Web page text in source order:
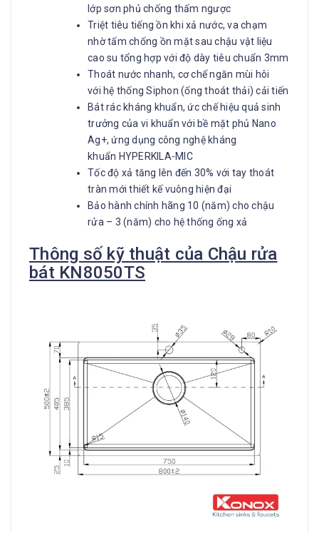
lớp sơn phủ chống thấm ngược
Triệt tiêu tiếng ồn khi xả nước, va chạm
nhờ tấm chống ồn mặt sau chậu vật liệu
cao su tổng hợp với độ dày tiêu chuẩn 3mm
Thoát nước nhanh, cơ chế ngăn mùi hôi
với hệ thống Siphon (ống thoát thải) cải tiến
Bát rác kháng khuẩn, ức chế hiệu quả sinh
trưởng của vi khuẩn với bề mặt phủ Nano
Ag+, ứng dụng công nghệ kháng
khuẩn HYPERKILA-MIC
Tốc độ xả tăng lên đến 30% với tay thoát
tràn mới thiết kế vuông hiện đại
Bảo hành chính hãng 10 (năm) cho chậu
rửa – 3 (năm) cho hệ thống ống xả
Thông số kỹ thuật của Chậu rửa
bát KN8050TS